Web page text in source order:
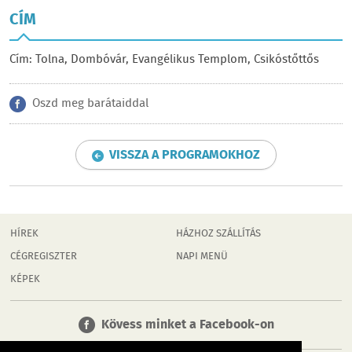
CÍM
Cím: Tolna, Dombóvár, Evangélikus Templom, Csikóstőttős
Oszd meg barátaiddal
VISSZA A PROGRAMOKHOZ
HÍREK
CÉGREGISZTER
KÉPEK
HÁZHOZ SZÁLLÍTÁS
NAPI MENÜ
Kövess minket a Facebook-on